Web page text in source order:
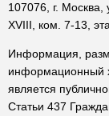
107076, г.
XVIII, ком. 7-13,
Информация,
информационный
является
Статьи 437